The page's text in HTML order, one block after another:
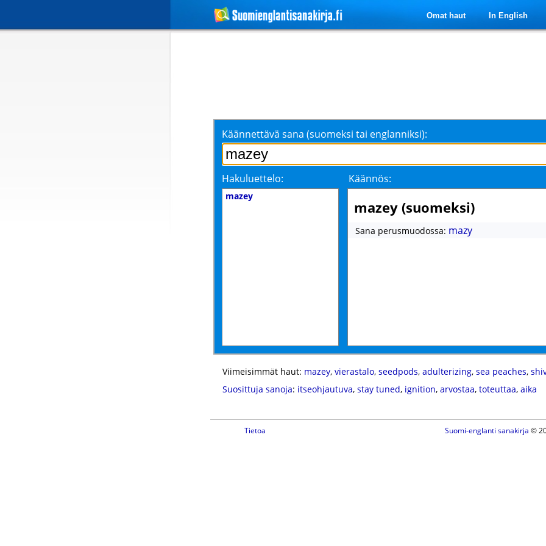
Omat haut In English
Käännettävä sana (suomeksi tai englanniksi):
Hakuluettelo: Käännös:
mazey
mazey (suomeksi)
Sana perusmuodossa: mazy
Viimeisimmät haut: mazey, vierastalo, seedpods, adulterizing, sea peaches,
Suosittuja sanoja: itseohjautuva, stay tuned, ignition, arvostaa, toteuttaa, aika
Tietoa Suomi-englanti sanakirja ©